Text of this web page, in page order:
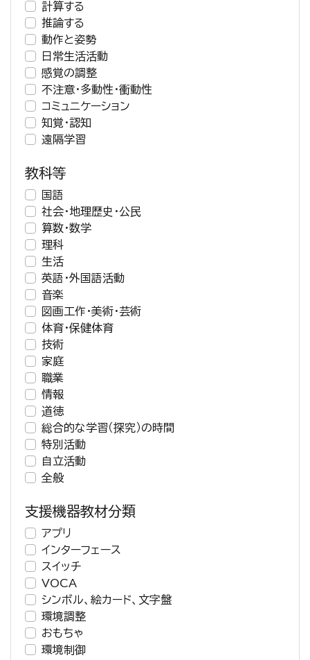
計算する
推論する
動作と姿勢
日常生活活動
感覚の調整
不注意・多動性・衝動性
コミュニケーション
知覚・認知
遠隔学習
教科等
国語
社会・地理歴史・公民
算数・数学
理科
生活
英語・外国語活動
音楽
図画工作・美術・芸術
体育・保健体育
技術
家庭
職業
情報
道徳
総合的な学習（探究）の時間
特別活動
自立活動
全般
支援機器教材分類
アプリ
インターフェース
スイッチ
VOCA
シンボル、絵カード、文字盤
環境調整
おもちゃ
環境制御